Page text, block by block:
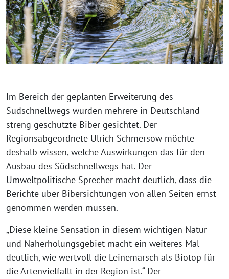
Im Bereich der geplanten Erweiterung des
Südschnellwegs wurden mehrere in Deutschland
streng geschützte Biber gesichtet. Der
Regionsabgeordnete Ulrich Schmersow möchte
deshalb wissen, welche Auswirkungen das für den
Ausbau des Südschnellwegs hat. Der
Umweltpolitische Sprecher macht deutlich, dass die
Berichte über Bibersichtungen von allen Seiten ernst
genommen werden müssen.
„Diese kleine Sensation in diesem wichtigen Natur-
und Naherholungsgebiet macht ein weiteres Mal
deutlich, wie wertvoll die Leinemarsch als Biotop für
die Artenvielfallt in der Region ist.“ Der